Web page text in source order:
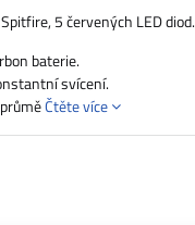
5 červených LED diod.
baterie.
svícení.
Čtěte více